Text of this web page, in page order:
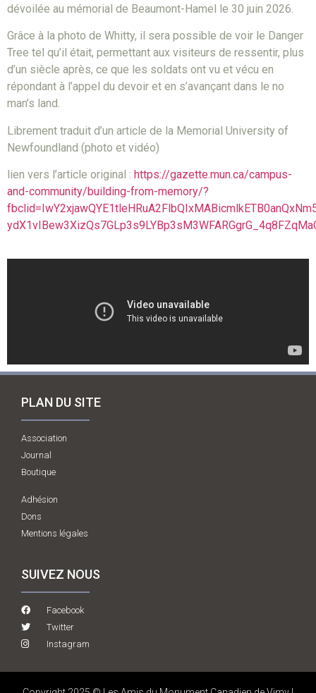
dévoilée au mémorial de Beaumont-Hamel le 30 juin 2026.
Grâce à la photo de Whitty, il sera possible de voir le Danger
Tree tel qu’il était, permettant aux visiteurs de ressentir, plus
d’un siècle après, ce que les soldats ont vu et vécu en
répondant à l’appel du devoir et en s’avançant dans le no
man’s land.
Librement traduit d’un article de la Memorial University of
Newfoundland (photo et vidéo)
lien vers l’article original : https://gazette.mun.ca/campus-
and-community/building-from-memory/?
PLAN DU SITE
Association
Journal
Boutique
Adhésion
Dons
Mentions légales
SUIVEZ NOUS
Facebook
Twitter
Instagram